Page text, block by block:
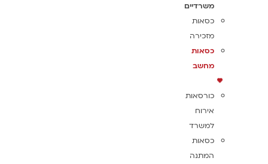
משרדיים
כסאות
מזכירה
כסאות
מחשב
כורסאות
אירוח
למשרד
כסאות
המתנה